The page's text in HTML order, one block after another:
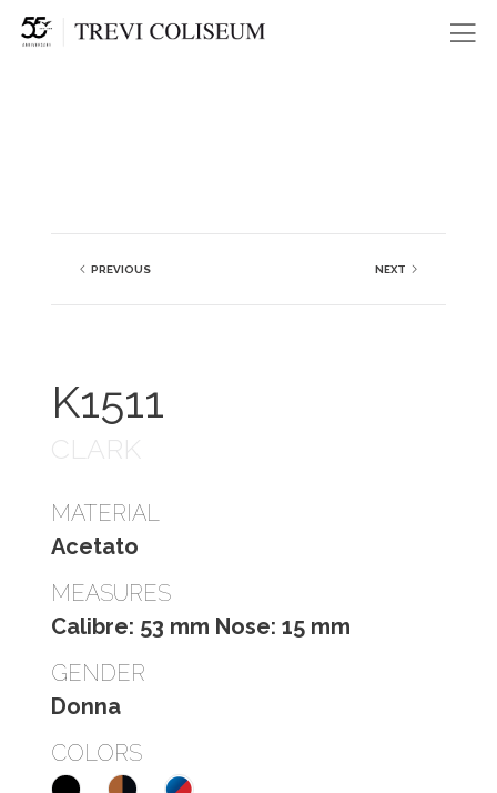
PREVIOUS NEXT
K1511
CLARK
MATERIAL
Acetato
MEASURES
Calibre: 53 mm Nose: 15 mm
GENDER
Donna
COLORS